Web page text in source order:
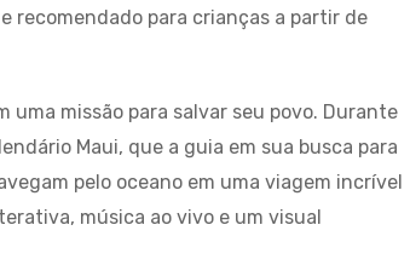
recomendado para crianças a partir de
missão para salvar seu povo. Durante
Maui, que a guia em sua busca para
pelo oceano em uma viagem incrível
música ao vivo e um visual